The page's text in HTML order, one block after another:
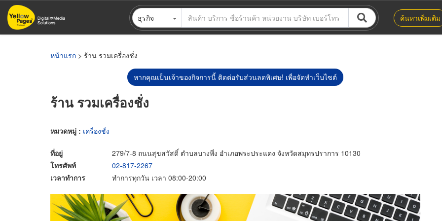
ข้าม
ไป
ธุรกิจ ค้นหาเพิ่มเติม
หน้าแรก > ร้าน รวมเครื่องชั่ง
หากคุณเป็นเจ้าของกิจการนี้ ติดต่อรับส่วนลดพิเศษ! เพื่อจัดทำเว็บไซต์
ร้าน รวมเครื่องชั่ง
หมวดหมู่ : เครื่องชั่ง
ที่อยู่
279/7-8 ถนนสุขสวัสดิ์ ตำบลบางพึ่ง อำเภอพระประแดง จังหวัดสมุทรปราการ 10130
โทรศัพท์
02-817-2267
เวลาทำการ
ทำการทุกวัน เวลา 08:00-20:00